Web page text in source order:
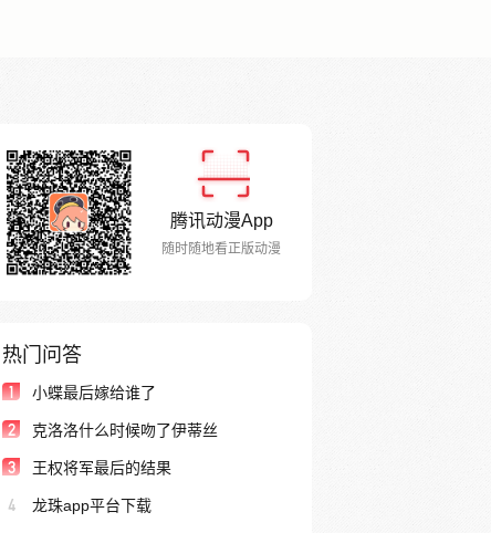
腾讯动漫App
随时随地看正版动漫
热门问答
1 小蝶最后嫁给谁了
2 克洛洛什么时候吻了伊蒂丝
3 王权将军最后的结果
4 龙珠app平台下载